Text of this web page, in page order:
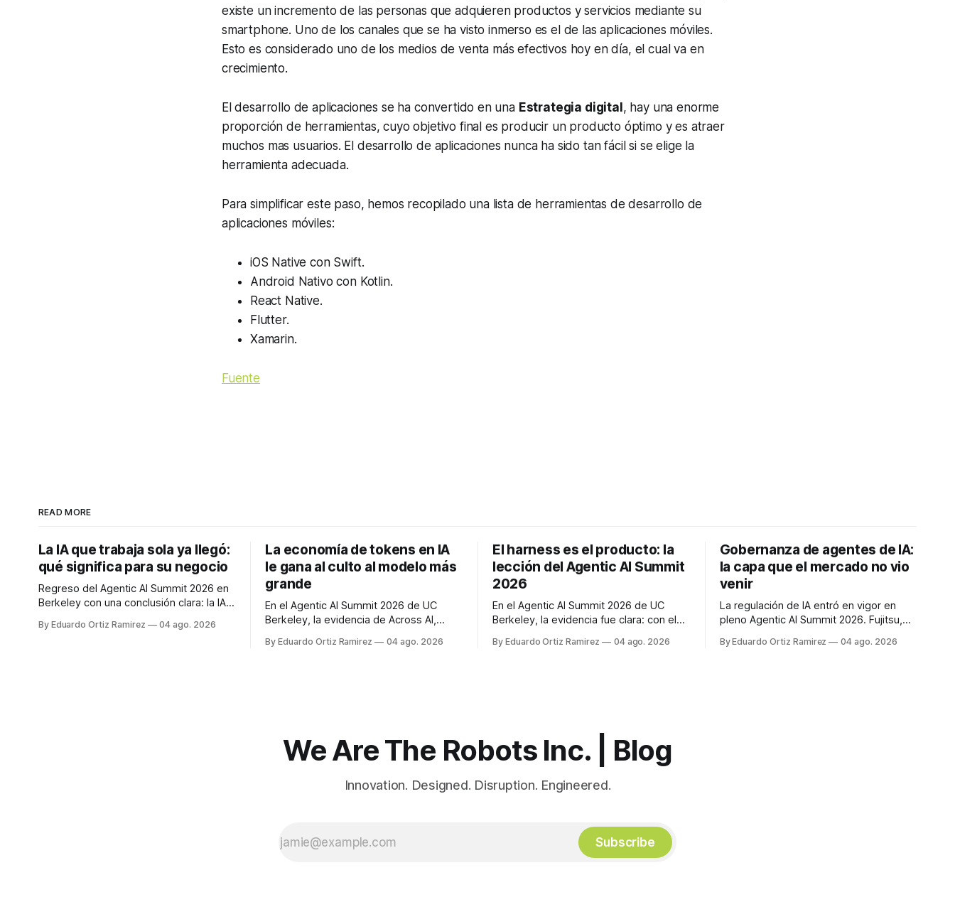
existe un incremento de las personas que adquieren productos y servicios mediante su
smartphone. Uno de los canales que se ha visto inmerso es el de las aplicaciones móviles.
Esto es considerado uno de los medios de venta más efectivos hoy en día, el cual va en
crecimiento.
El desarrollo de aplicaciones se ha convertido en una Estrategia digital , hay una enorme
proporción de herramientas, cuyo objetivo final es producir un producto óptimo y es atraer
muchos mas usuarios. El desarrollo de aplicaciones nunca ha sido tan fácil si se elige la
herramienta adecuada.
Para simplificar este paso, hemos recopilado una lista de herramientas de desarrollo de
aplicaciones móviles:
iOS Native con Swift.
Android Nativo con Kotlin.
React Native.
Flutter.
Xamarin.
Fuente
READ MORE
La IA que trabaja sola ya llegó:
qué significa para su negocio
Regreso del Agentic AI Summit 2026 en
Berkeley con una conclusión clara: la IA
es operación. Cinco preguntas para
By Eduardo Ortiz Ramirez 04 ago. 2026
La economía de tokens en IA
le gana al culto al modelo más
grande
En el Agentic AI Summit 2026 de UC
Berkeley, la evidencia de Across AI,
en IA agéntica depende de la economía
By Eduardo Ortiz Ramirez 04 ago. 2026
El harness es el producto: la
lección del Agentic AI Summit
2026
En el Agentic AI Summit 2026 de UC
Berkeley, la evidencia fue clara: con el
mueve los benchmarks en dígitos
By Eduardo Ortiz Ramirez 04 ago. 2026
Gobernanza de agentes de IA:
la capa que el mercado no vio
venir
La regulación de IA entró en vigor en
pleno Agentic AI Summit 2026. Fujitsu,
WATR sobre AMP muestran por qué la
By Eduardo Ortiz Ramirez 04 ago. 2026
We Are The Robots Inc. | Blog
Innovation. Designed. Disruption. Engineered.
Subscribe